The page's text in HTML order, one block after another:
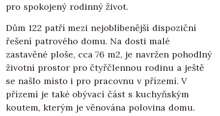
pro spokojený rodinný život.
Dům 122 patří mezi nejoblíbenější dispoziční
řešení patrového domu. Na dosti malé
zastavěné ploše, cca 76 m2, je navržen pohodlný
životní prostor pro čtyřčlennou rodinu a ještě
se našlo místo i pro pracovnu v přízemí. V
přízemí je také obývací část s kuchyňským
koutem, kterým je věnována polovina domu.